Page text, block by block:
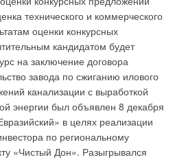
технического и коммерческого
оценки конкурсных
кандидатом будет
на заключение договора
завода по сжиганию илового
канализации с выработкой
энергии был объявлен 8 декабря
в целях реализации
по региональному
«Чистый Дон». Разыгрывался
Стоимость работ составляет
половина – средства городского
образом эта проблема будет
- на улице Руднева, где в
каждый день будут отводить 145
Но это лишь часть программы
состояния Хабаровска,
Окончательно ликвидировать
поможет завершение строительства
сооружений МУП «Водоканал»,
и ресурсосбережения. В
где были установлены
сократили затраты на оплату
экономия от установки
за 2007-2008 годы
Гкал на сумму 7,7 млн рублей.
Свердловской области Виктор
министрам обратить особое
внедрение приборов
бюджетной сферы.